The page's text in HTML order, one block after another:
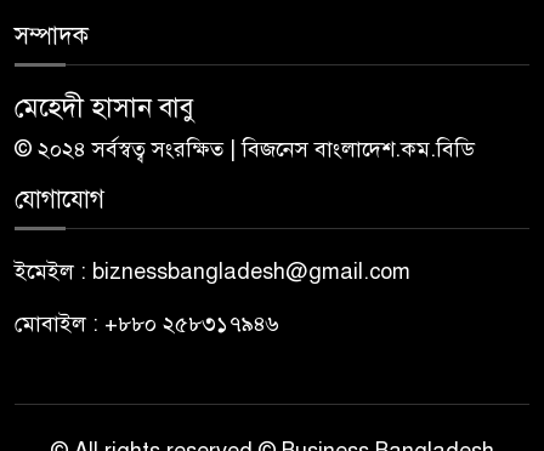
সম্পাদক
মেহেদী হাসান বাবু
© ২০২৪ সর্বস্বত্ব সংরক্ষিত | বিজনেস বাংলাদেশ.কম.বিডি
যোগাযোগ
ইমেইল : biznessbangladesh@gmail.com
মোবাইল : +৮৮০ ২৫৮৩১৭৯৪৬